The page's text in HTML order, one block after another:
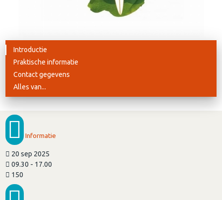
Introductie
Praktische informatie
Contact gegevens
Alles van...
Informatie
20 sep 2025
09.30 - 17.00
150